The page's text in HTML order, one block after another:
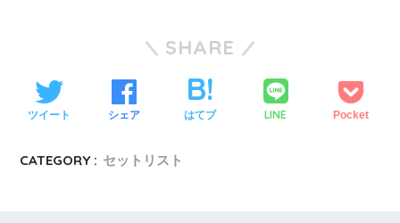
SHARE
ツイート シェア はてブ LINE Pocket
CATEGORY : セットリスト